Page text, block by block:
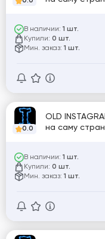
В наличии: 1 шт.
Купили: 0 шт.
Мин. заказ: 1 шт.
0.0
OLD
на саму
В наличии: 1 шт.
Купили: 0 шт.
Мин. заказ: 1 шт.